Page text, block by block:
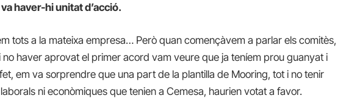
haver-hi unitat d’acció.
tots a la mateixa empresa… Però quan començàvem a parlar els comitès,
no haver aprovat el primer acord vam veure que ja teníem prou guanyat i
em va sorprendre que una part de la plantilla de Mooring, tot i no tenir
ni econòmiques que tenien a Cemesa, haurien votat a favor.